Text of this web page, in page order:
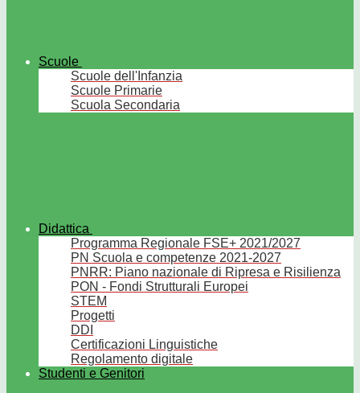
Scuole
Scuole dell'Infanzia
Scuole Primarie
Scuola Secondaria
Didattica
Programma Regionale FSE+ 2021/2027
PN Scuola e competenze 2021-2027
PNRR: Piano nazionale di Ripresa e Risilienza
PON - Fondi Strutturali Europei
STEM
Progetti
DDI
Certificazioni Linguistiche
Regolamento digitale
Studenti e Genitori